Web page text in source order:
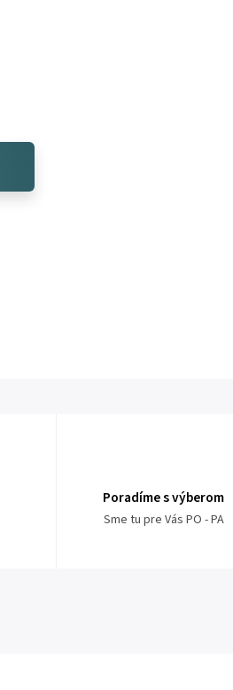
Poradíme s výberom
Sme tu pre Vás PO - PA